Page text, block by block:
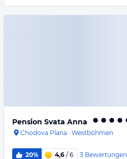
Pension Svata Anna
Chodova Plana · Westböhmen
20% 4,6 / 6 3 Bewertungen